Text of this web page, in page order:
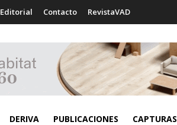
Editorial Contacto RevistaVAD
DERIVA PUBLICACIONES CAPTURAS